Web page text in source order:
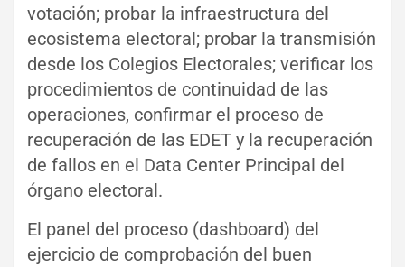
votación; probar la infraestructura del
ecosistema electoral; probar la transmisión
desde los Colegios Electorales; verificar los
procedimientos de continuidad de las
operaciones, confirmar el proceso de
recuperación de las EDET y la recuperación
de fallos en el Data Center Principal del
órgano electoral.
El panel del proceso (dashboard) del
ejercicio de comprobación del buen